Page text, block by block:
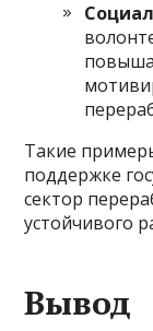
Такие
поддержке
сектор
устойчивого
Вывод